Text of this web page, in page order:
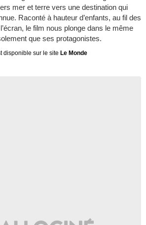
mer et terre vers une destination qui
Raconté à hauteur d’enfants, au fil des
le film nous plonge dans le même
que ses protagonistes.
disponible sur le site Le Monde